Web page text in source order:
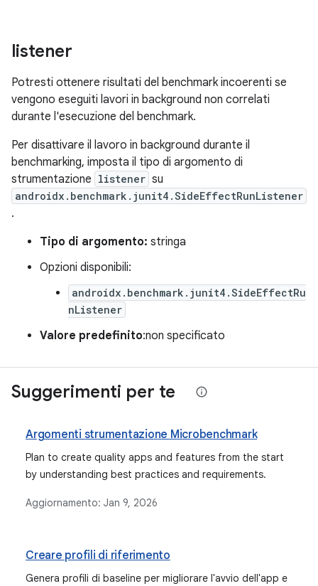
listener
Potresti ottenere risultati del benchmark incoerenti se
vengono eseguiti lavori in background non correlati
durante l'esecuzione del benchmark.
Per disattivare il lavoro in background durante il
benchmarking, imposta il tipo di argomento di
strumentazione listener su
androidx.benchmark.junit4.SideEffectRunListener
.
Tipo di argomento: stringa
Opzioni disponibili:
androidx.benchmark.junit4.SideEffectRu
nListener
Valore predefinito:non specificato
Suggerimenti per te
Argomenti strumentazione Microbenchmark
Plan to create quality apps and features from the start
by understanding best practices and requirements.
Aggiornamento: Jan 9, 2026
Creare profili di riferimento
Genera profili di baseline per migliorare l'avvio dell'app e